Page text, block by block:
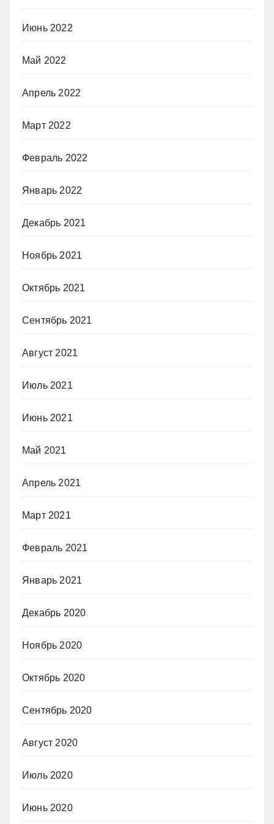
Июнь 2022
Май 2022
Апрель 2022
Март 2022
Февраль 2022
Январь 2022
Декабрь 2021
Ноябрь 2021
Октябрь 2021
Сентябрь 2021
Август 2021
Июль 2021
Июнь 2021
Май 2021
Апрель 2021
Март 2021
Февраль 2021
Январь 2021
Декабрь 2020
Ноябрь 2020
Октябрь 2020
Сентябрь 2020
Август 2020
Июль 2020
Июнь 2020